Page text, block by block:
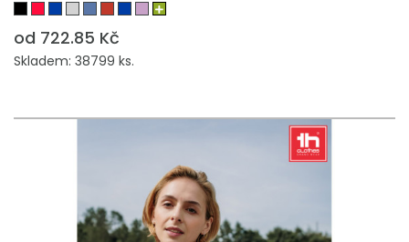
od 722.85 Kč
Skladem: 38799 ks.